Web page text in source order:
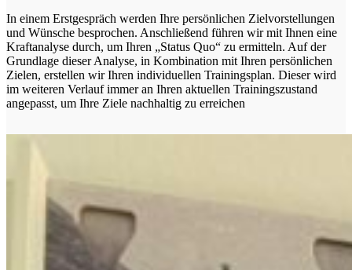
In einem Erstgespräch werden Ihre persönlichen Zielvorstellungen
und Wünsche besprochen. Anschließend führen wir mit Ihnen eine
Kraftanalyse durch, um Ihren „Status Quo“ zu ermitteln. Auf der
Grundlage dieser Analyse, in Kombination mit Ihren persönlichen
Zielen, erstellen wir Ihren individuellen Trainingsplan. Dieser wird
im weiteren Verlauf immer an Ihren aktuellen Trainingszustand
angepasst, um Ihre Ziele nachhaltig zu erreichen